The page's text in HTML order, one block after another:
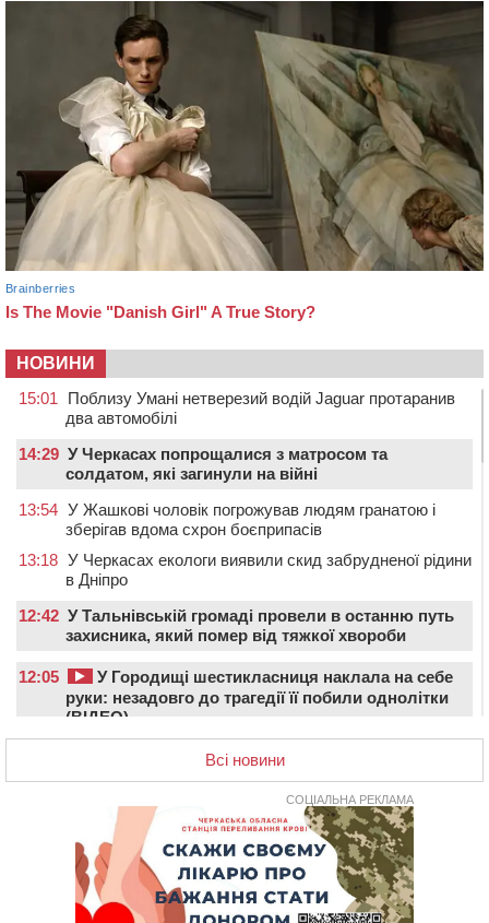
НОВИНИ
15:01
Поблизу Умані нетверезий водій Jaguar протаранив
два автомобілі
14:29 У Черкасах попрощалися з матросом та
солдатом, які загинули на війні
13:54 У Жашкові чоловік погрожував людям гранатою і
зберігав вдома схрон боєприпасів
13:18 У Черкасах екологи виявили скид забрудненої рідини
в Дніпро
12:42 У Тальнівській громаді провели в останню путь
захисника, який помер від тяжкої хвороби
12:05
У Городищі шестикласниця наклала на себе
руки: незадовго до трагедії її побили однолітки
(ВІДЕО)
Учителя Черкаської гімназії №31 відзначили Премією
На Черкащині запрацювала Мистецько-краєзнавча
У Вільшанській громаді попрощалися із
захисником, який помер від тяжких поранень
Всі опинилися в кюветі: у Будищі зіткнулися два
Всі новини
СОЦІАЛЬНА РЕКЛАМА